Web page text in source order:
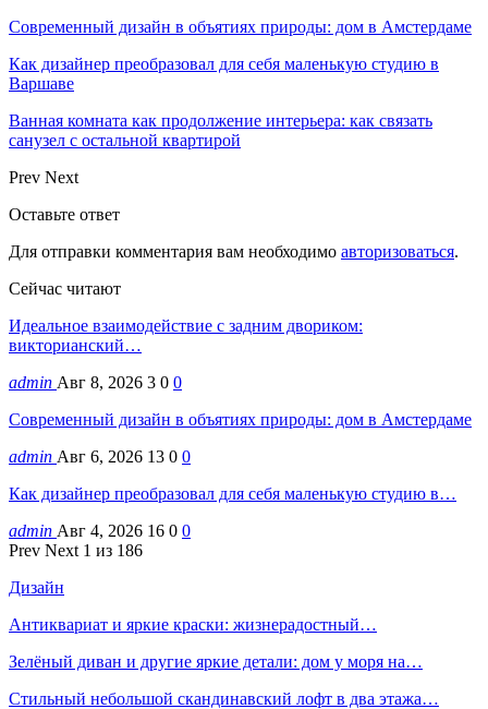
Современный дизайн в объятиях природы: дом в Амстердаме
Как дизайнер преобразовал для себя маленькую студию в
Варшаве
Ванная комната как продолжение интерьера: как связать
санузел с остальной квартирой
Prev Next
Оставьте ответ
Для отправки комментария вам необходимо авторизоваться.
Сейчас читают
Идеальное взаимодействие с задним двориком:
викторианский…
admin Авг 8, 2026 3 0 0
Современный дизайн в объятиях природы: дом в Амстердаме
admin Авг 6, 2026 13 0 0
Как дизайнер преобразовал для себя маленькую студию в…
admin Авг 4, 2026 16 0 0
Prev Next 1 из 186
Дизайн
Антиквариат и яркие краски: жизнерадостный…
Зелёный диван и другие яркие детали: дом у моря на…
Стильный небольшой скандинавский лофт в два этажа…